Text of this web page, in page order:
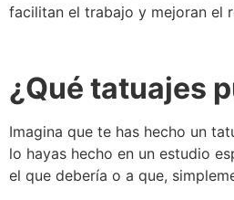
facilitan el trabajo y mejoran el
¿Qué tatuajes
Imagina que te has hecho un
lo hayas hecho en un estudio
el que debería o a que,